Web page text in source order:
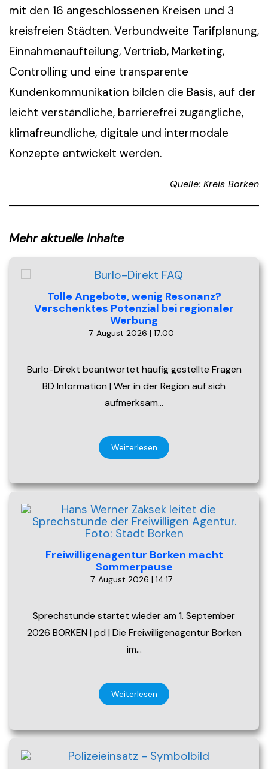
mit den 16 angeschlossenen Kreisen und 3
kreisfreien Städten. Verbundweite Tarifplanung,
Einnahmenaufteilung, Vertrieb, Marketing,
Controlling und eine transparente
Kundenkommunikation bilden die Basis, auf der
leicht verständliche, barrierefrei zugängliche,
klimafreundliche, digitale und intermodale
Konzepte entwickelt werden.
Quelle: Kreis Borken
Mehr aktuelle Inhalte
Tolle Angebote, wenig Resonanz?
Verschenktes Potenzial bei regionaler
Werbung
7. August 2026 | 17:00
Burlo-Direkt beantwortet häufig gestellte Fragen
BD Information | Wer in der Region auf sich
aufmerksam…
Weiterlesen
Freiwilligenagentur Borken macht
Sommerpause
7. August 2026 | 14:17
Sprechstunde startet wieder am 1. September
2026 BORKEN | pd | Die Freiwilligenagentur Borken
im…
Weiterlesen